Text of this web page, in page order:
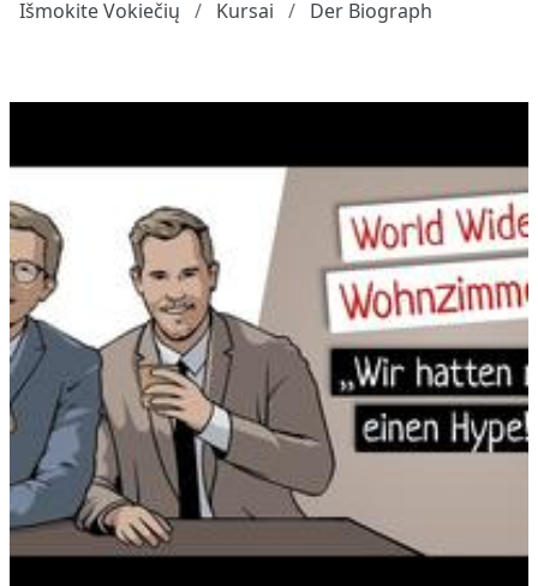
Išmokite Vokiečių Kursai Der Biograph